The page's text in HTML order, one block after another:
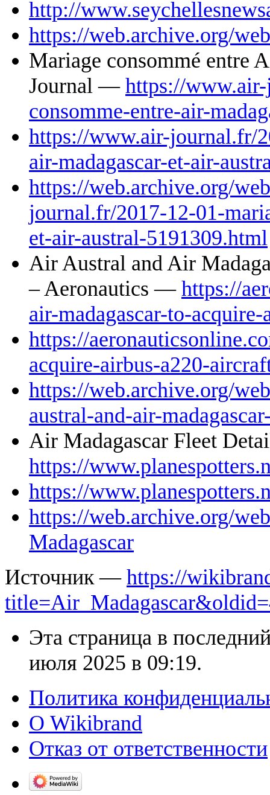
http://
https://web.archive.org/
Mariage consommé entre
Journal — https://
consomme-entre-air-
https://www.air-journal.fr/
air-madagascar-et-air-
https://web.archive.org/
journal.fr/2017-12-01-
et-air-austral-5191309.html
Air Austral and Air
– Aeronautics — https://
air-madagascar-to-
https://
acquire-airbus-a220-
https://web.archive.org/
austral-and-air-
Air Madagascar Fleet
https://
https://
https://web.archive.org/
Madagascar
Источник — https://
Эта страница в
июля 2025 в 09:19.
Политика
О Wikibrand
Отказ от ответственности